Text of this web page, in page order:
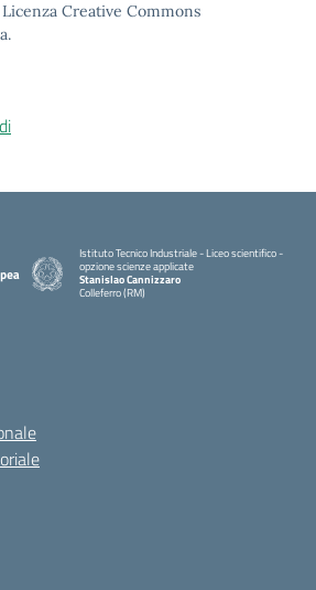
Creative Commons
Istituto Tecnico Industriale - Liceo scientifico -
opzione scienze applicate
Stanislao Cannizzaro
Colleferro (RM)